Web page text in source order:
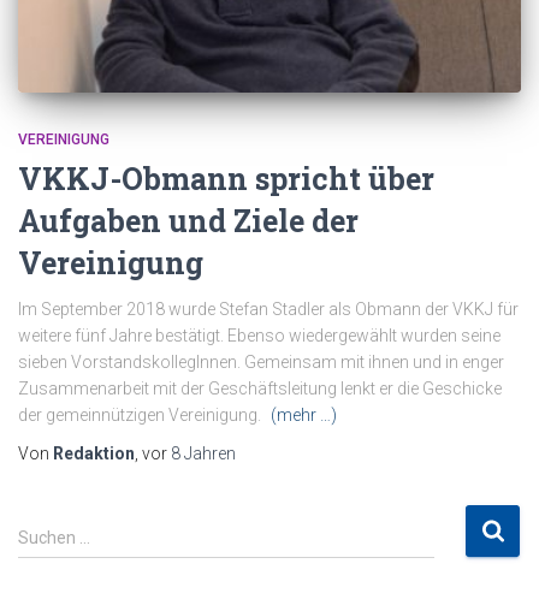
VEREINIGUNG
VKKJ-Obmann spricht über
Aufgaben und Ziele der
Vereinigung
Im September 2018 wurde Stefan Stadler als Obmann der VKKJ für
weitere fünf Jahre bestätigt. Ebenso wiedergewählt wurden seine
sieben VorstandskollegInnen. Gemeinsam mit ihnen und in enger
Zusammenarbeit mit der Geschäftsleitung lenkt er die Geschicke
der gemeinnützigen Vereinigung.
(mehr …)
Von Redaktion , vor 8 Jahren
S
u
Suchen …